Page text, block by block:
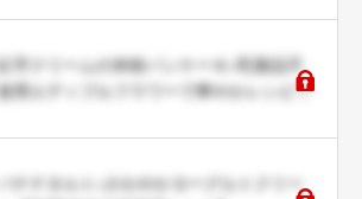
紅芋クリームの米粉パンケーキ♪乳製品不
使用エディブルフラワーで華やかレシピ♡
バナナタルト♪さわやかヨーグルトクリー